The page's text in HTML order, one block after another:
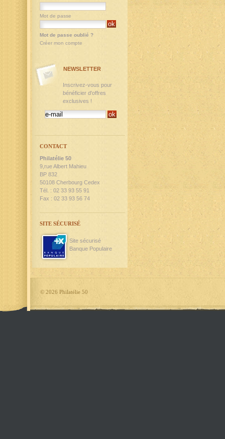
Mot de passe
Mot de passe oublié ?
Créer mon compte
NEWSLETTER
Inscrivez-vous pour
bénéficier d'offres
exclusives !
CONTACT
Philatélie 50
9,rue Albert Mahieu
BP 832
50108 Cherbourg Cedex
Tél. : 02 33 93 55 91
Fax : 02 33 93 56 74
SITE SÉCURISÉ
Site sécurisé
Banque Populaire
© 2026 Philatélie 50